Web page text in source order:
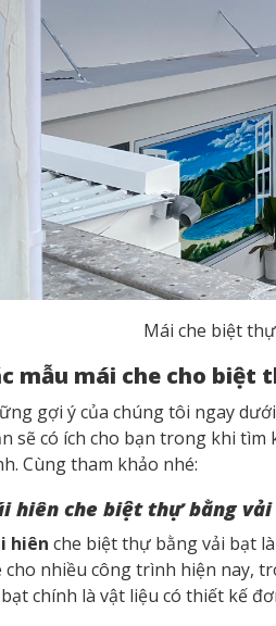
Mái che biệt
mẫu mái che cho biệt
gợi ý của chúng tôi ngay
sẽ có ích cho bạn trong khi
Cùng tham khảo nhé:
hiên che biệt thự bằng
hiên che biệt thự bằng vải bạt
cho nhiều công trình hiện nay,
chính là vật liệu có thiết kế